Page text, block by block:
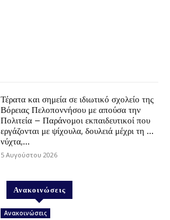
Τέρατα και σημεία σε ιδιωτικό σχολείο της
Βόρειας Πελοποννήσου με απούσα την
Πολιτεία – Παράνομοι εκπαιδευτικοί που
εργάζονται με ψίχουλα, δουλειά μέχρι τη …
νύχτα,...
5 Αυγούστου 2026
Ανακοινώσεις
Ανακοινώσεις